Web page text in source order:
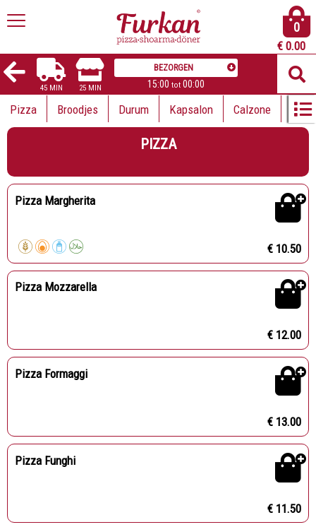
0
€ 0.00
45 MIN 25 MIN
BEZORGEN
15:00 tot 00:00
Pizza Broodjes Durum Kapsalon Calzone
PIZZA
Pizza Margherita
€ 10.50
Pizza Mozzarella
€ 12.00
Pizza Formaggi
€ 13.00
Pizza Funghi
€ 11.50